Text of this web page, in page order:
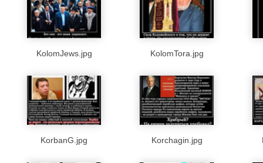
KolomJews.jpg KolomTora.jpg
KorbanG.jpg Korchagin.jpg